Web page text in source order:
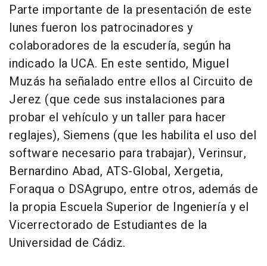
Parte importante de la presentación de este
lunes fueron los patrocinadores y
colaboradores de la escudería, según ha
indicado la UCA. En este sentido, Miguel
Muzás ha señalado entre ellos al Circuito de
Jerez (que cede sus instalaciones para
probar el vehículo y un taller para hacer
reglajes), Siemens (que les habilita el uso del
software necesario para trabajar), Verinsur,
Bernardino Abad, ATS-Global, Xergetia,
Foraqua o DSAgrupo, entre otros, además de
la propia Escuela Superior de Ingeniería y el
Vicerrectorado de Estudiantes de la
Universidad de Cádiz.